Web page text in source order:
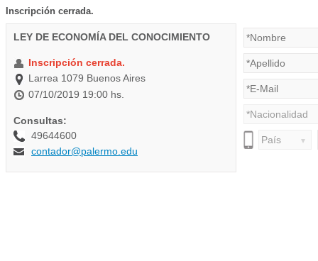
Inscripción cerrada.
LEY DE ECONOMÍA DEL CONOCIMIENTO
Inscripción cerrada.
Larrea 1079 Buenos Aires
07/10/2019 19:00 hs.
Consultas:
49644600
contador@palermo.edu